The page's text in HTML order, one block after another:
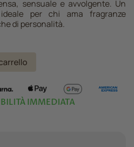
sensuale e avvolgente. Un
per chi ama fragranze
di personalità.
IMMEDIATA